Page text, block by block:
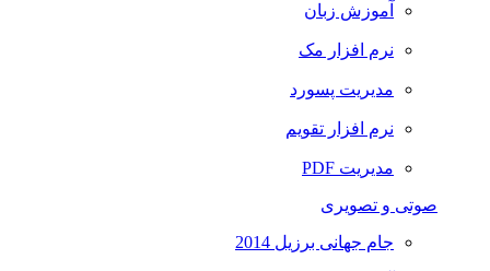
آموزش زبان
نرم افزار مک
مدیریت پسورد
نرم افزار تقویم
مدیریت PDF
صوتی و تصویری
جام جهانی برزیل 2014